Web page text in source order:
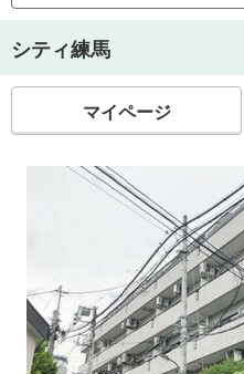
シティ練馬
マイページ